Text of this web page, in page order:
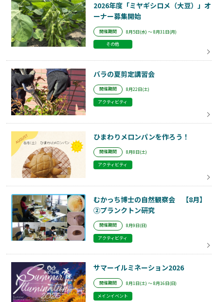
2026年度「ミヤギシロメ（大豆）」オ
ーナー募集開始
開催期間
8月5日(水) ～ 8月31日(月)
その他
バラの夏剪定講習会
開催期間
8月22日(土)
アクティビティ
ひまわりメロンパンを作ろう！
開催期間
8月8日(土)
アクティビティ
むかっち博士の自然観察会 【8月】
②プランクトン研究
開催期間
8月9日(日)
アクティビティ
サマーイルミネーション2026
開催期間
8月1日(土) ～ 8月16日(日)
メインイベント